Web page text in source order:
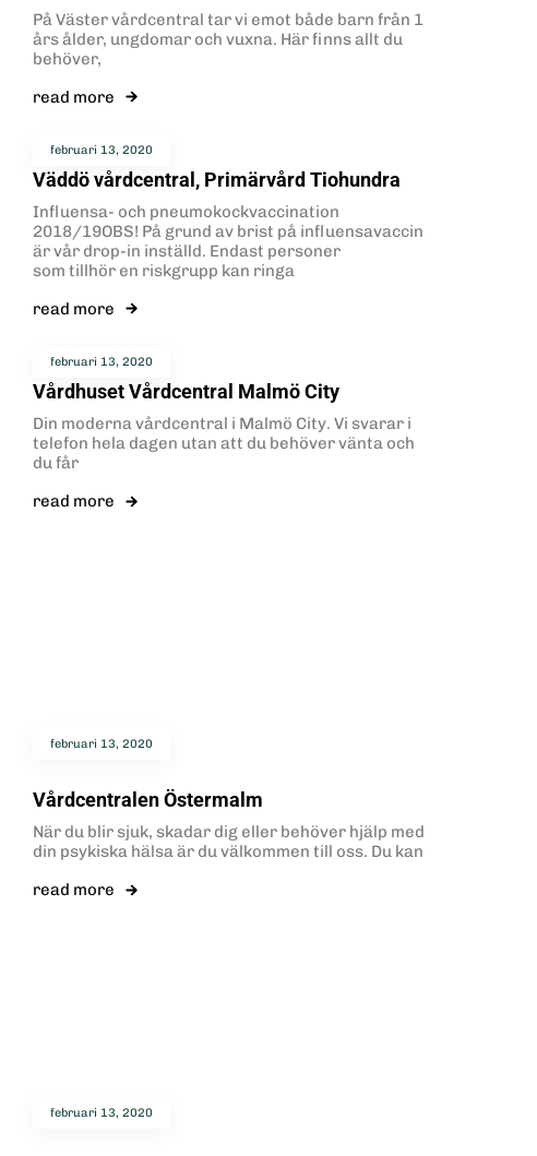
På Väster vårdcentral tar vi emot både barn från 1
års ålder, ungdomar och vuxna. Här finns allt du
behöver,
read more
februari 13, 2020
Väddö vårdcentral, Primärvård Tiohundra
Influensa- och pneumokockvaccination
2018/19OBS! På grund av brist på influensavaccin
är vår drop-in inställd. Endast personer
som tillhör en riskgrupp kan ringa
read more
februari 13, 2020
Vårdhuset Vårdcentral Malmö City
Din moderna vårdcentral i Malmö City. Vi svarar i
telefon hela dagen utan att du behöver vänta och
du får
read more
februari 13, 2020
Vårdcentralen Östermalm
När du blir sjuk, skadar dig eller behöver hjälp med
din psykiska hälsa är du välkommen till oss. Du kan
read more
februari 13, 2020